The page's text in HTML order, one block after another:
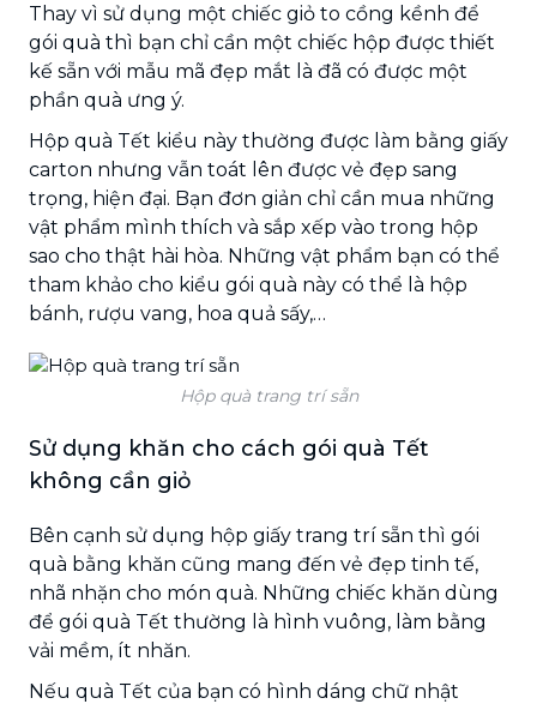
Thay vì sử dụng một chiếc giỏ to cồng kềnh để
gói quà thì bạn chỉ cần một chiếc hộp được thiết
kế sẵn với mẫu mã đẹp mắt là đã có được một
phần quà ưng ý.
Hộp quà Tết kiểu này thường được làm bằng giấy
carton nhưng vẫn toát lên được vẻ đẹp sang
trọng, hiện đại. Bạn đơn giản chỉ cần mua những
vật phẩm mình thích và sắp xếp vào trong hộp
sao cho thật hài hòa. Những vật phẩm bạn có thể
tham khảo cho kiểu gói quà này có thể là hộp
bánh, rượu vang, hoa quả sấy,…
Hộp quà trang trí sẵn
Sử dụng khăn cho cách gói quà Tết
không cần giỏ
Bên cạnh sử dụng hộp giấy trang trí sẵn thì gói
quà bằng khăn cũng mang đến vẻ đẹp tinh tế,
nhã nhặn cho món quà. Những chiếc khăn dùng
để gói quà Tết thường là hình vuông, làm bằng
vải mềm, ít nhăn.
Nếu quà Tết của bạn có hình dáng chữ nhật